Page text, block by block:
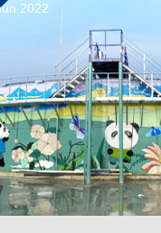
2022